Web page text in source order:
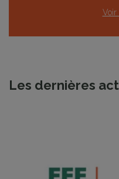
Voir
Les dernières